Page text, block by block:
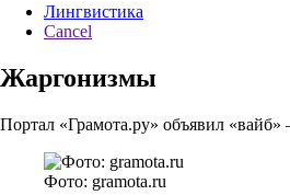
Лингвистика
Cancel
Жаргонизмы
Портал «Грамота.ру» объявил
Фото: gramota.ru